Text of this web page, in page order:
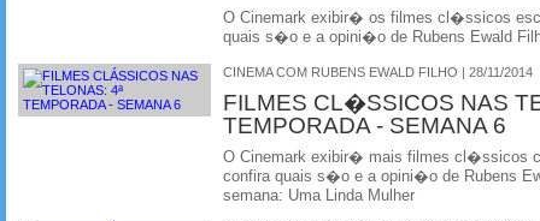
O Cinemark exibir� os filmes cl�ssicos
quais s�o e a opini�o de Rubens Ewald
CINEMA COM RUBENS EWALD FILHO | 28/11/2014
FILMES CL�SSICOS NAS
TEMPORADA - SEMANA 6
O Cinemark exibir� mais filmes cl�ssicos
confira quais s�o e a opini�o de Rubens
semana: Uma Linda Mulher